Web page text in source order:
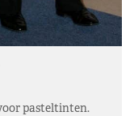
pasteltinten.